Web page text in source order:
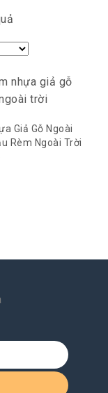
Giả Gỗ Ngoài
Rèm Ngoài Trời